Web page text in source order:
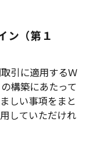
ン（第１
引に適用するＷ
構築にあたって
しい事項をまと
していただけれ